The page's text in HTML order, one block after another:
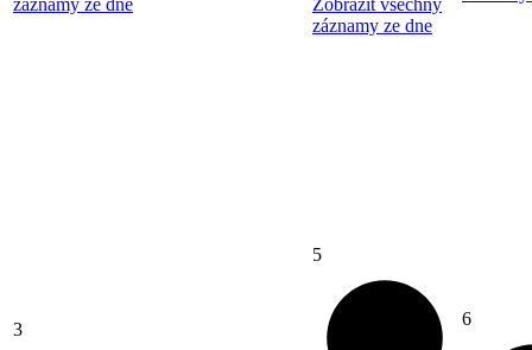
záznamy ze dne
Zobrazit všechny
záznamy ze dne
3
5
6